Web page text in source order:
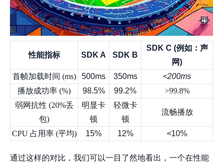
性能指标 SDK A SDK B
SDK C (例如：声
网)
首帧加载时间 (ms)
500ms 350ms
<200ms
播放成功率 (%)
98.5% 99.2%
>99.8%
弱网抗性 (20%丢
包)
明显卡
顿
轻微卡
顿
流畅播放
CPU 占用率 (平均) 15% 12% <10%
通过这样的对比，我们可以一目了然地看出，一个在性能